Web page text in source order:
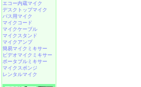
エコー内蔵マイク
デスクトップマイク
バス用マイク
マイクコード
マイクケーブル
マイクスタンド
マイクアンプ
簡易マイクミキサー
ビデオマイクミキサー
ポータブルミキサー
マイクスポンジ
レンタルマイク